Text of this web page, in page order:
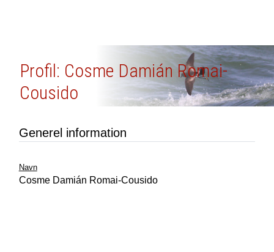
Profil: Cosme Damián Romai-
Cousido
Generel information
Navn
Cosme Damián Romai-Cousido